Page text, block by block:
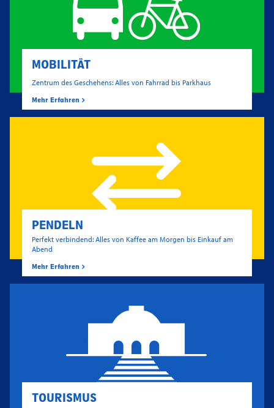
MOBILITÄT
Zentrum des Geschehens: Alles von Fahrrad bis Parkhaus
Mehr Erfahren
PENDELN
Perfekt verbindend: Alles von Kaffee am Morgen bis Einkauf am
Abend
Mehr Erfahren
TOURISMUS